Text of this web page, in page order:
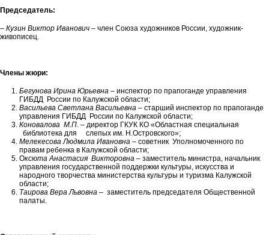
Председатель:
– Кузин Виктор Иванович – член Союза художников России, художник-
живописец.
Члены жюри:
Бегунова Ирина Юрьевна – инспектор по прапоганде управления
ГИБДД России по Калужской области;
Васильева Светлана Васильевна – старший инспектор по прапоганде
управления ГИБДД России по Калужской области;
Коновалова М.П. – директор ГКУК КО «Областная специальная
библиотека для слепых им. Н.Островского»;
Мелекесова Людмила Ивановна – советник Уполномоченного по
правам ребенка в Калужской области;
Оксюта Анастасия Викторовна – заместитель министра, начальник
управления государственной поддержки культуры, искусства и
народного творчества министерства культуры и туризма Калужской
области;
Таирова Вера Львовна – заместитель председателя Общественной
палаты.